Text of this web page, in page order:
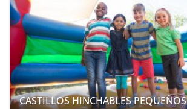
CASTILLOS HINCHABLES PEQUEÑOS